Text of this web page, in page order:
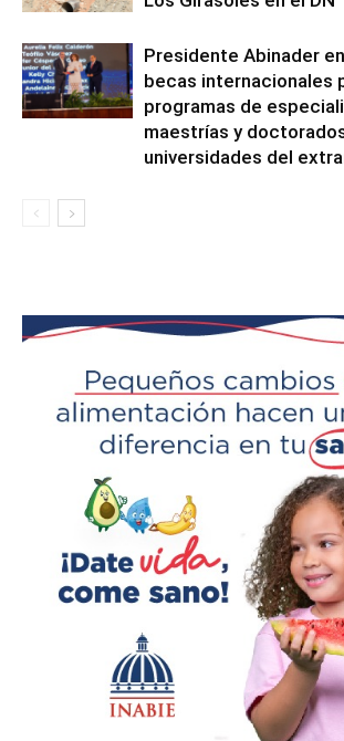
Presidente Abinader
becas internacionales
programas de
maestrías y
universidades del